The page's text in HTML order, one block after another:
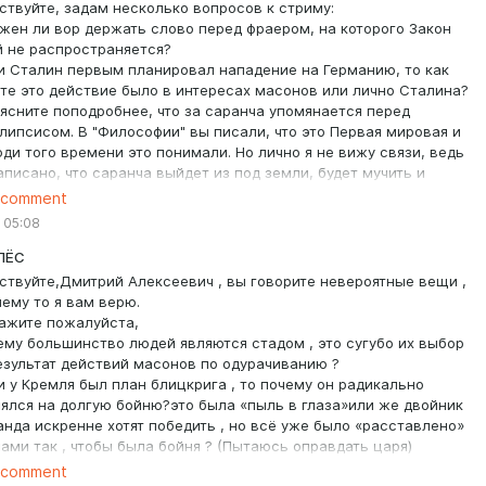
будут забанены и на Бусти тоже, и никакие платные
не помогут - даже и не пытайтесь туда лезть, это
что уже как два месяца записи стримов с Бусти (все
мере возможностей, - и предыдущие тоже)
на моё третий канал YouTube
www.youtube.com/@pro-
спонсоров канала), а также на мой платный канал
на который можно здесь:
4675
задам несколько вопросов к стриму:
ли вор держать слово перед фраером, на которого Закон
распространяется?
Сталин первым планировал нападение на Германию, то как
это действие было в интересах масонов или лично Сталина?
поподробнее, что за саранча упомянается перед
В "Философии" вы писали, что это Первая мировая и
того времени это понимали. Но лично я не вижу связи, ведь
что саранча выйдет из под земли, будет мучить и
людей, но не убивать.
описаниям вавилонская блудница это такой
гегемон, но ведь Россия таковым не является.
ли вы мысль, что это Китай или США.
есть ли аналогия между афганскими шариатчиками
войны и вполне возможными украинскими
из Европы после СВО?
05:08
Алексеевич , вы говорите невероятные вещи ,
то я вам верю.
пожалуйста,
большинство людей являются стадом , это сугубо их выбор
действий масонов по одурачиванию ?
у Кремля был план блицкрига , то почему он радикально
на долгую бойню?это была «пыль в глаза»или же двойник
искренне хотят победить , но всё уже было «расставлено»
так , чтобы была бойня ? (Пытаюсь оправдать царя)
уже победили , а новый мировой порядок лишь вопрос